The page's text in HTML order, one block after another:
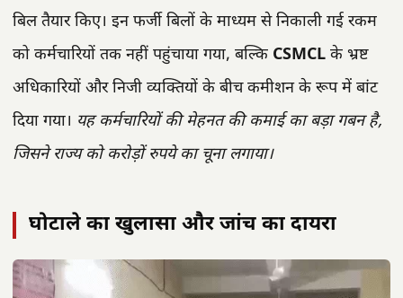
बिल तैयार किए। इन फर्जी बिलों के माध्यम से निकाली गई रकम
को कर्मचारियों तक नहीं पहुंचाया गया, बल्कि CSMCL के भ्रष्ट
अधिकारियों और निजी व्यक्तियों के बीच कमीशन के रूप में बांट
दिया गया। यह कर्मचारियों की मेहनत की कमाई का बड़ा गबन है,
जिसने राज्य को करोड़ों रुपये का चूना लगाया।
घोटाले का खुलासा और जांच का दायरा